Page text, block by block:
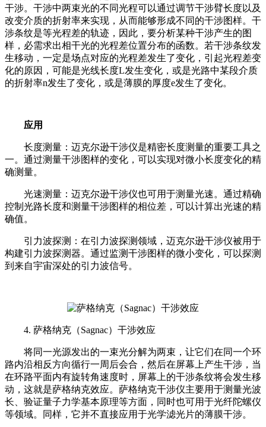
干涉。干涉中两束光的不同光程可以通过调节干涉臂长度以及
改变介质的折射率来实现，从而能够形成不同的干涉图样。干
涉条纹是等光程差的轨迹，因此，要分析某种干涉产生的图
样，必需求出相干光的光程差位置分布的函数。若干涉条纹发
生移动，一定是场点对应的光程差发生了变化，引起光程差变
化的原因，可能是光线长度L发生变化，或是光路中某段介质
的折射率n发生了变化，或是薄膜的厚度e发生了变化。
应用
长度测量：迈克尔逊干涉仪是精密长度测量的重要工具之
一。通过测量干涉图样的变化，可以实现对微小长度变化的精
确测量。
光速测量：迈克尔逊干涉仪也可用于测量光速。通过精确
控制光路长度和测量干涉图样的相位差，可以计算出光速的精
确值。
引力波探测：在引力波探测领域，迈克尔逊干涉仪被用于
构建引力波探测器。通过监测干涉图样的微小变化，可以探测
到来自宇宙深处的引力波信号。
4. 萨格纳克（Sagnac）干涉效应
将同一光源发出的一束光分解为两束，让它们在同一个环
路内沿相反方向循行一周后会合，然后在屏幕上产生干涉，当
在环路平面内有旋转角速度时，屏幕上的干涉条纹将会发生移
动，这就是萨格纳克效应。 萨格纳克干涉仪主要用于测量光波
长、验证量子力学基本原理等方面，同时也可用于光纤陀螺仪
等领域。同样，它并不直接应用于光学滤光片的薄膜干涉。